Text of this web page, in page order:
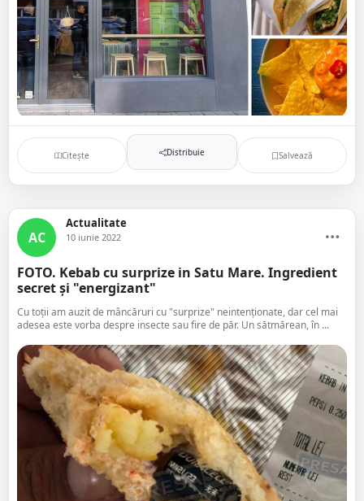
Citește Distribuie Salvează
AC
Actualitate
10 iunie 2022
FOTO. Kebab cu surprize in Satu Mare. Ingredient
secret și "energizant"
Cu toții am auzit de mâncăruri cu "surprize" neintenționate, dar cel mai
adesea este vorba despre insecte sau fire de păr. Un sătmărean, în ...